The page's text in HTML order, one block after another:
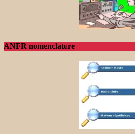
ANFR nomenclature